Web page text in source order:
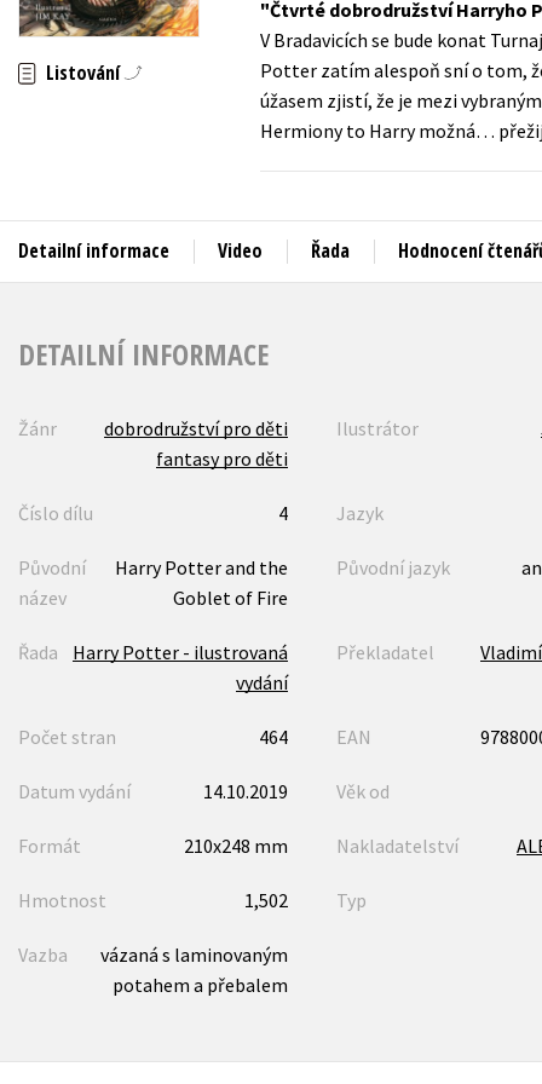
Auto - moto
Jazyky
Kalendáře
Kariéra a osobní rozvoj
Listování
Čtvrté dobrodružství Harryho
V Bradavicích se bude konat
Potter zatím alespoň sní o tom,
úžasem zjistí, že je mezi
Hermiony to Harry možná…
Detailní informace Video Řada Hodnocení
DETAILNÍ INFORMACE
Žánr
dobrodružství pro děti
fantasy pro děti
Ilustrátor
Číslo dílu 4 Jazyk
Původní
název
Harry Potter and the
Goblet of Fire
Původní jazyk
Řada
Harry Potter - ilustrovaná
vydání
Překladatel
Počet stran 464 EAN
Datum vydání 14.10.2019 Věk od
Formát 210x248 mm Nakladatelství
Hmotnost 1,502 Typ
Vazba
vázaná s laminovaným
potahem a přebalem